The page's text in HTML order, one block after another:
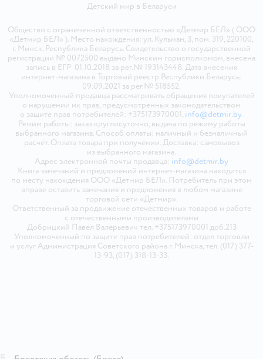
Детский мир в Беларуси
Общество с ограниченной ответственностью «Детмир БЕЛ» ( ООО
«Детмир БЕЛ» ). Место нахождения: ул. Кульман, 3, пом. 319, 220100,
г. Минск, Республика Беларусь. Свидетельство о государственной
регистрации № 0072500 выдано Минским горисполкомом, внесена
запись в ЕГР 01.10.2018 за рег.№ 193143448. Дата внесения
интернет-магазина в Торговый реестр Республики Беларусь:
09.09.2021 за рег.№ 518552.
Уполномоченный продавца рассматривать обращения покупателей
о нарушении их прав, предусмотренных законодательством
о защите прав потребителей: +375173970001, info@detmir.by.
Режим работы: заказ круглосуточно, выдача по режиму работы
выбранного магазина. Способ оплаты: наличный и безналичный
расчёт. Оплата товара при получении. Доставка: самовывоз
из выбранного магазина.
Адрес электронной почты продавца: info@detmir.by
Книга замечаний и предложений интернет-магазина находится
по месту нахождения ООО «Детмир БЕЛ». Потребитель при этом
вправе оставить замечания и предложения в любом магазине
торговой сети «Детмир».
Ответственный за продвижение отечественных товаров и работе
с отечественными производителями
Добрицкий Павел Валерьевич тел. +375173970001 доб.213
Уполномоченный по защите прав потребителей: отдел торговли
и услуг Администрация Советского района г. Минска, тел. (017) 377-
13-93, (017) 318-13-33.